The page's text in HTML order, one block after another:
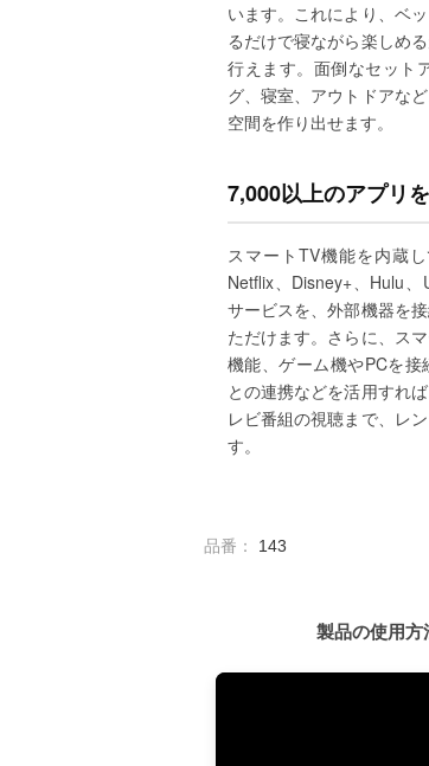
います。これにより、ベ
るだけで寝ながら楽しめ
行えます。面倒なセット
グ、寝室、アウトドアな
空間を作り出せます。
7,000以上のアプリ
スマートTV機能を内蔵し
Netflix、Disney+、Hulu
サービスを、外部機器を
ただけます。さらに、ス
機能、ゲーム機やPCを
との連携などを活用すれ
レビ番組の視聴まで、レ
す。
品番： 143
製品の使用